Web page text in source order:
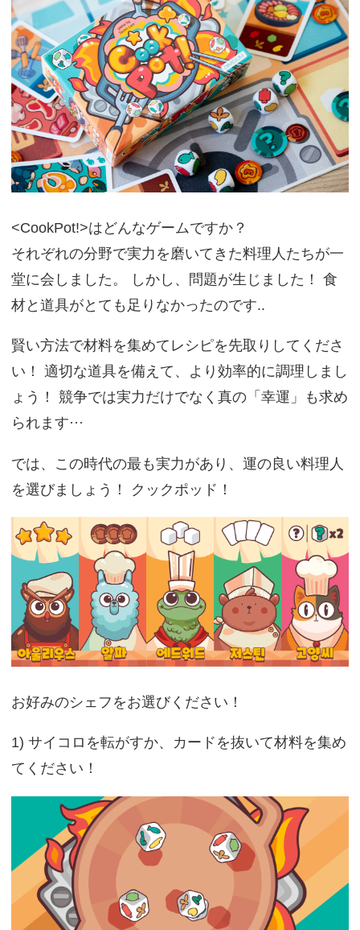
<CookPot!>はどんなゲームですか？
それぞれの分野で実力を磨いてきた料理人たちが一
堂に会しました。 しかし、問題が生じました！ 食
材と道具がとても足りなかったのです..
賢い方法で材料を集めてレシピを先取りしてくださ
い！ 適切な道具を備えて、より効率的に調理しまし
ょう！ 競争では実力だけでなく真の「幸運」も求め
られます···
では、この時代の最も実力があり、運の良い料理人
を選びましょう！ クックポッド！
お好みのシェフをお選びください！
1) サイコロを転がすか、カードを抜いて材料を集め
てください！